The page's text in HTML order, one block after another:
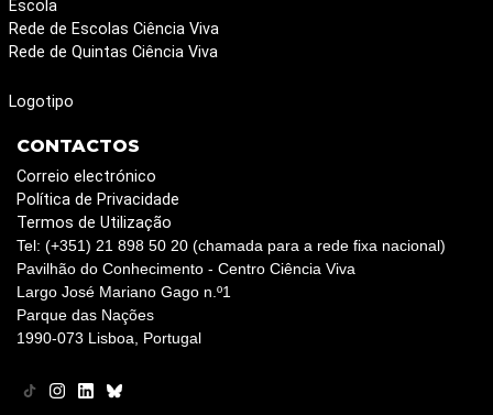
Escola
Rede de Escolas Ciência Viva
Rede de Quintas Ciência Viva
Logotipo
CONTACTOS
Correio electrónico
Política de Privacidade
Termos de Utilização
Tel: (+351) 21 898 50 20 (chamada para a rede fixa nacional)
Pavilhão do Conhecimento - Centro Ciência Viva
Largo José Mariano Gago n.º1
Parque das Nações
1990-073 Lisboa, Portugal